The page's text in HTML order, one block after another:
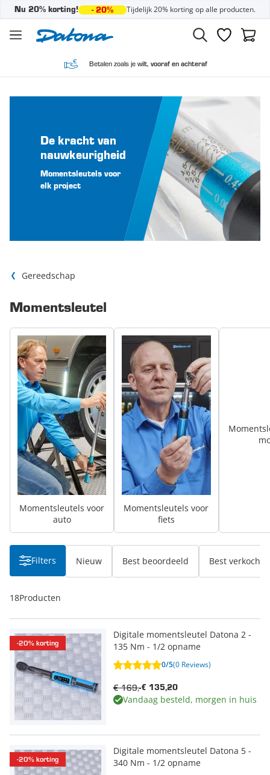
Nu 20% korting! - 20% Tijdelijk 20% korting op alle producten.
Verlanglijst
Betalen zoals je wilt, vooraf en achteraf
De kracht van
nauwkeurigheid
Momentsleutels voor
elk project
Gereedschap
Momentsleutel
Momentsleutels voor
auto
Momentsleutels voor
fiets
Filters Nieuw Best beoordeeld Best verkocht
18Producten
-20% korting
Digitale momentsleutel Datona 2 -
135 Nm - 1/2 opname
0/5(0 Reviews)
€ 135,20
€ 169,-
Vandaag besteld, morgen in huis
-20% korting
Digitale momentsleutel Datona 5 -
340 Nm - 1/2 opname